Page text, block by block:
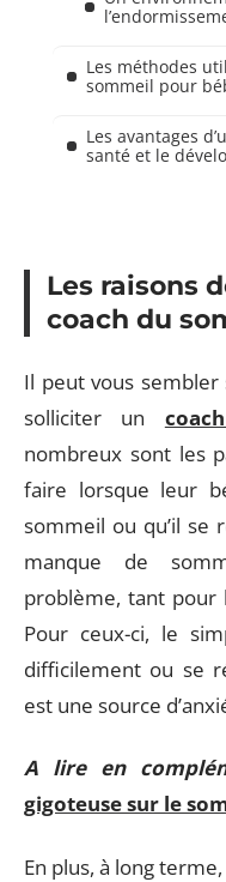
Les méthodes
sommeil pour
Les avantages
santé et le
Les raisons
coach du
Il peut vous
solliciter un
nombreux sont les
faire lorsque leur
sommeil ou qu’il se
manque de
problème, tant pour
Pour ceux-ci, le
difficilement ou se
est une source
A lire en
gigoteuse sur le
En plus, à long